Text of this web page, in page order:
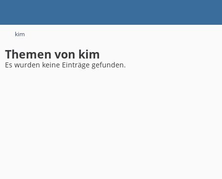
kim
Themen von kim
Es wurden keine Einträge gefunden.